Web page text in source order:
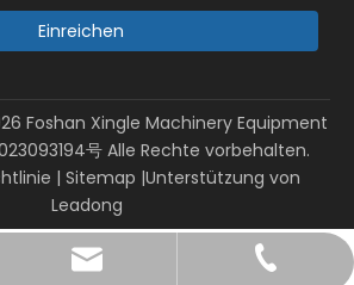
gmpacky
sales@xinglepm.com
+86-15919644519
Einreichen
Foshan Xingle Machinery Equipment
号 Alle Rechte vorbehalten.
| Sitemap |Unterstützung von
Leadong